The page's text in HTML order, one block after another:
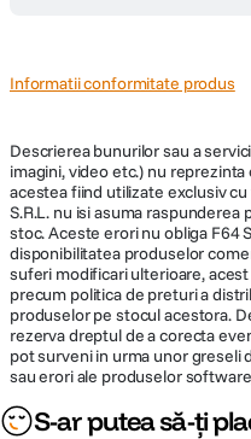
Informatii conformitate produs
Descrierea bunurilor sau a
imagini, video etc.) nu
acestea fiind utilizate exclusiv
S.R.L. nu isi asuma
stoc. Aceste erori nu obliga F64
disponibilitatea produselor
suferi modificari ulterioare,
precum politica de preturi a
produselor pe stocul acestora.
rezerva dreptul de a corecta
pot surveni in urma unor greseli
sau erori ale produselor
S-ar putea să-ți